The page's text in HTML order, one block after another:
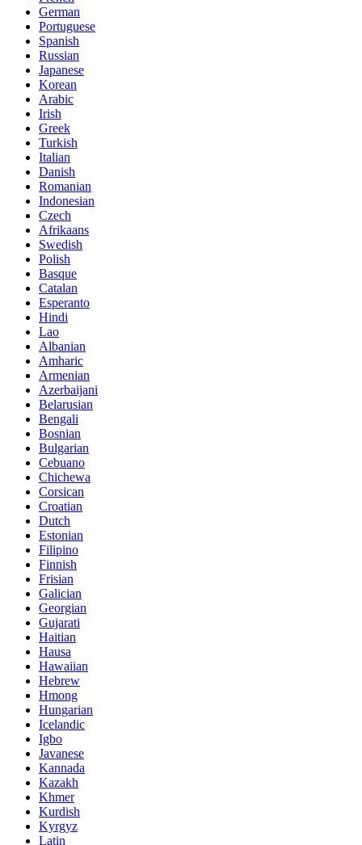
German
Portuguese
Spanish
Russian
Japanese
Korean
Arabic
Irish
Greek
Turkish
Italian
Danish
Romanian
Indonesian
Czech
Afrikaans
Swedish
Polish
Basque
Catalan
Esperanto
Hindi
Lao
Albanian
Amharic
Armenian
Azerbaijani
Belarusian
Bengali
Bosnian
Bulgarian
Cebuano
Chichewa
Corsican
Croatian
Dutch
Estonian
Filipino
Finnish
Frisian
Galician
Georgian
Gujarati
Haitian
Hausa
Hawaiian
Hebrew
Hmong
Hungarian
Icelandic
Igbo
Javanese
Kannada
Kazakh
Khmer
Kurdish
Kyrgyz
Latin